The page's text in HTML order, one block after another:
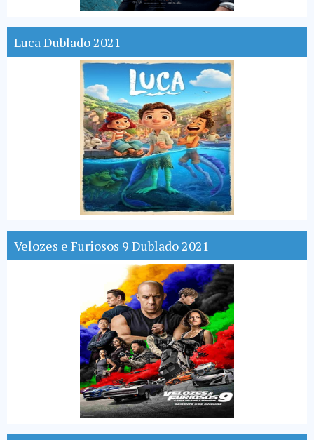
Luca Dublado 2021
Velozes e Furiosos 9 Dublado 2021